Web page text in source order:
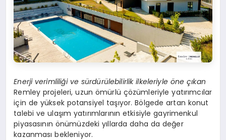
Enerji verimliliği ve sürdürülebilirlik ilkeleriyle öne çıkan
Remley projeleri, uzun ömürlü çözümleriyle yatırımcılar
için de yüksek potansiyel taşıyor. Bölgede artan konut
talebi ve ulaşım yatırımlarının etkisiyle gayrimenkul
piyasasının önümüzdeki yıllarda daha da değer
kazanması bekleniyor.